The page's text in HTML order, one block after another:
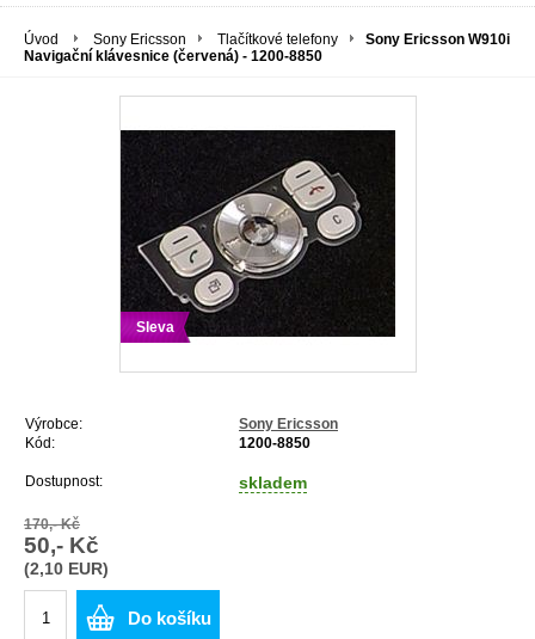
Úvod Sony Ericsson Tlačítkové telefony
Sony Ericsson W910i
Navigační klávesnice (červená) - 1200-8850
Sleva
Výrobce:
Sony Ericsson
Kód:
1200-8850
Dostupnost: skladem
170,- Kč
50,- Kč
(2,10 EUR)
Do košíku